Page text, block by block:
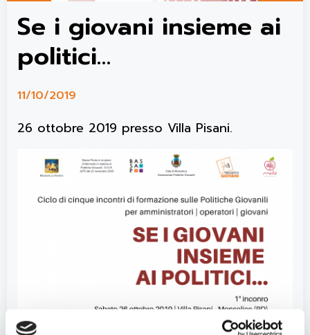
Se i giovani insieme ai
politici…
11/10/2019
26 ottobre 2019 presso Villa Pisani.